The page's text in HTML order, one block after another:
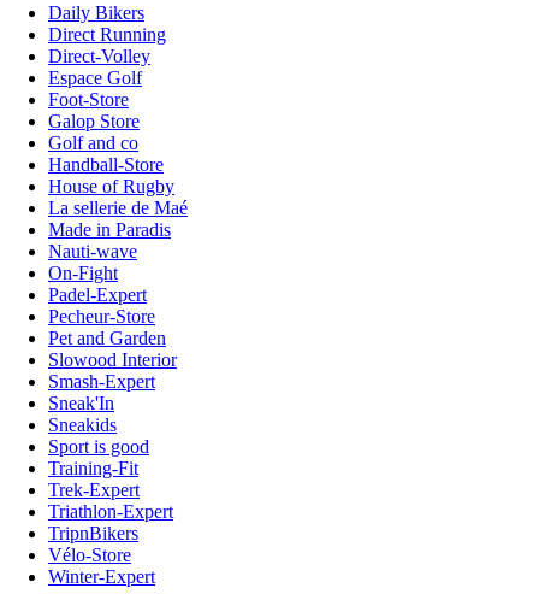
Daily Bikers
Direct Running
Direct-Volley
Espace Golf
Foot-Store
Galop Store
Golf and co
Handball-Store
House of Rugby
La sellerie de Maé
Made in Paradis
Nauti-wave
On-Fight
Padel-Expert
Pecheur-Store
Pet and Garden
Slowood Interior
Smash-Expert
Sneak'In
Sneakids
Sport is good
Training-Fit
Trek-Expert
Triathlon-Expert
TripnBikers
Vélo-Store
Winter-Expert